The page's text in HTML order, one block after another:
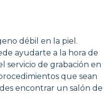
débil en la piel.
ayudarte a la hora de
servicio de grabación en
que sean
encontrar un salón de